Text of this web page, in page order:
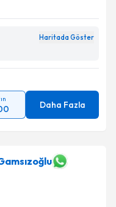
Haritada Göster
Daha Fazla